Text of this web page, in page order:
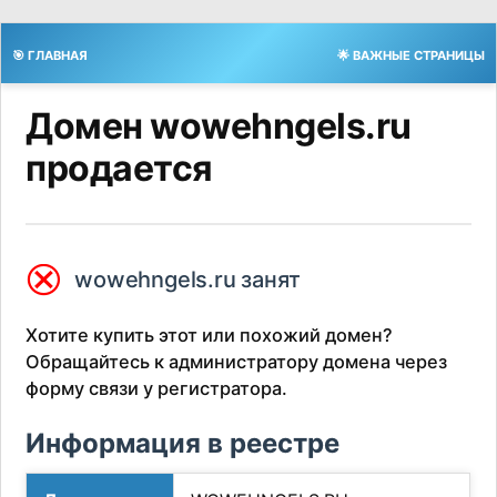
🎯 ГЛАВНАЯ 🌟 ВАЖНЫЕ СТРАНИЦЫ
Домен wowehngels.ru
продается
⮿ wowehngels.ru занят
Хотите купить этот или похожий домен?
Обращайтесь к администратору домена через
форму связи у регистратора.
Информация в реестре